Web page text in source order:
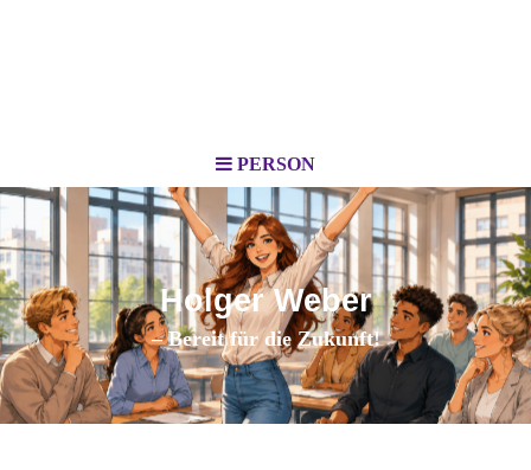
PERSON
Holger Weber
– Bereit für die Zukunft!